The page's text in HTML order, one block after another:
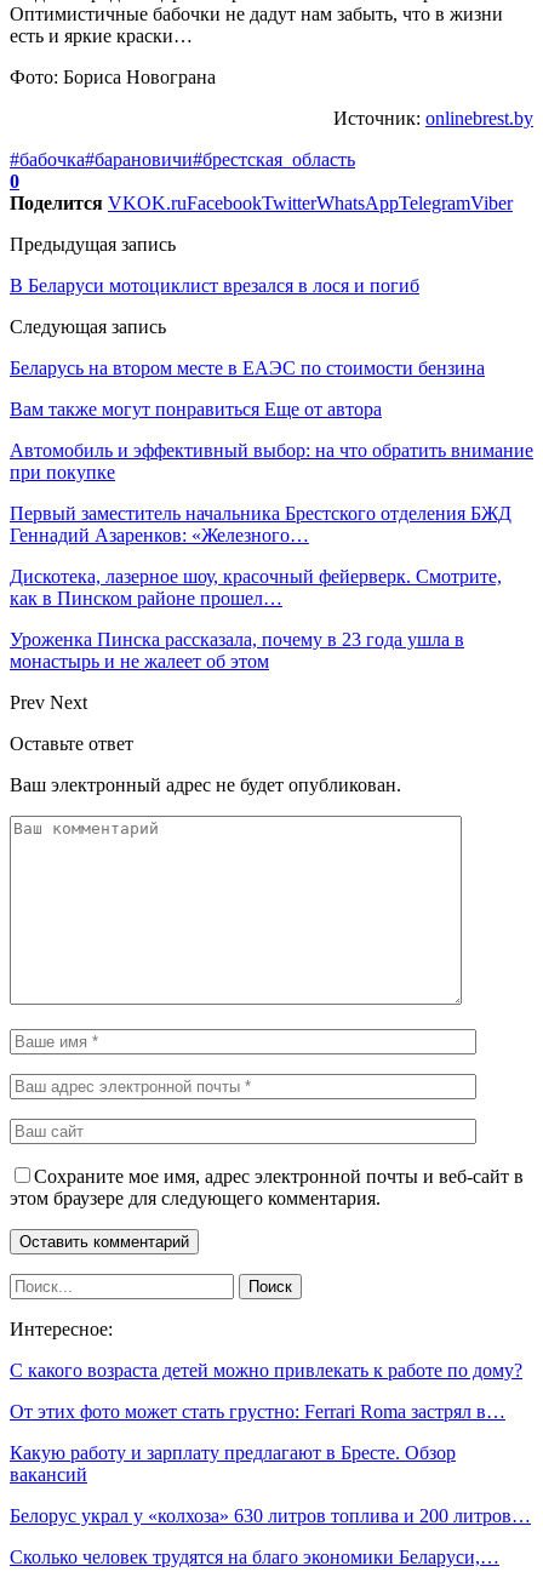
Оптимистичные бабочки не дадут нам забыть, что в жизни
есть и яркие краски…
Фото: Бориса Новограна
Источник: onlinebrest.by
#бабочка#барановичи#брестская_область
0
Поделится VKOK.ruFacebookTwitterWhatsAppTelegramViber
Предыдущая запись
В Беларуси мотоциклист врезался в лося и погиб
Следующая запись
Беларусь на втором месте в ЕАЭС по стоимости бензина
Вам также могут понравиться Еще от автора
Автомобиль и эффективный выбор: на что обратить внимание
при покупке
Первый заместитель начальника Брестского отделения БЖД
Геннадий Азаренков: «Железного…
Дискотека, лазерное шоу, красочный фейерверк. Смотрите,
как в Пинском районе прошел…
Уроженка Пинска рассказала, почему в 23 года ушла в
монастырь и не жалеет об этом
Prev Next
Оставьте ответ
Ваш электронный адрес не будет опубликован.
Сохраните мое имя, адрес электронной почты и веб-сайт в
этом браузере для следующего комментария.
Интересное:
С какого возраста детей можно привлекать к работе по дому?
От этих фото может стать грустно: Ferrari Roma застрял в…
Какую работу и зарплату предлагают в Бресте. Обзор
вакансий
Белорус украл у «колхоза» 630 литров топлива и 200 литров…
Сколько человек трудятся на благо экономики Беларуси,…